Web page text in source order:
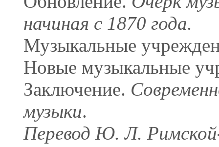
начиная с 1870 года.
Музыкальные
Новые музыкальные
Заключение.
музыки.
Перевод Ю. Л.